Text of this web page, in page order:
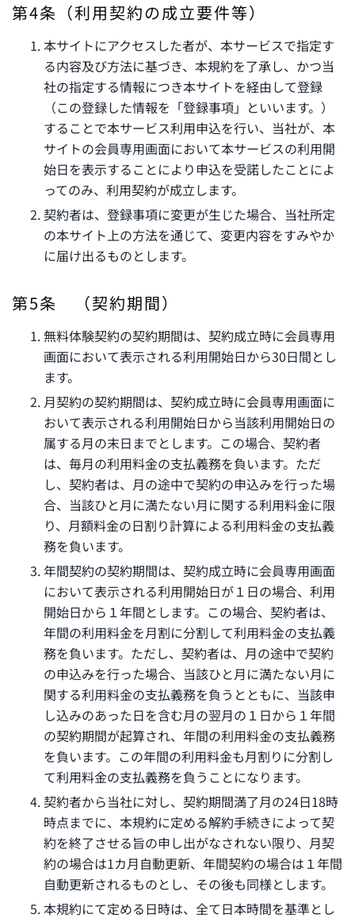
第4条（利用契約の成立要件等）
本サイトにアクセスした者が、本サービスで指定す
る内容及び方法に基づき、本規約を了承し、かつ当
社の指定する情報につき本サイトを経由して登録
（この登録した情報を「登録事項」といいます。）
することで本サービス利用申込を行い、当社が、本
サイトの会員専用画面において本サービスの利用開
始日を表示することにより申込を受諾したことによ
ってのみ、利用契約が成立します。
契約者は、登録事項に変更が生じた場合、当社所定
の本サイト上の方法を通じて、変更内容をすみやか
に届け出るものとします。
第5条 （契約期間）
無料体験契約の契約期間は、契約成立時に会員専用
画面において表示される利用開始日から30日間とし
ます。
月契約の契約期間は、契約成立時に会員専用画面に
おいて表示される利用開始日から当該利用開始日の
属する月の末日までとします。この場合、契約者
は、毎月の利用料金の支払義務を負います。ただ
し、契約者は、月の途中で契約の申込みを行った場
合、当該ひと月に満たない月に関する利用料金に限
り、月額料金の日割り計算による利用料金の支払義
務を負います。
年間契約の契約期間は、契約成立時に会員専用画面
において表示される利用開始日が１日の場合、利用
開始日から１年間とします。この場合、契約者は、
年間の利用料金を月割に分割して利用料金の支払義
務を負います。ただし、契約者は、月の途中で契約
の申込みを行った場合、当該ひと月に満たない月に
関する利用料金の支払義務を負うとともに、当該申
し込みのあった日を含む月の翌月の１日から１年間
の契約期間が起算され、年間の利用料金の支払義務
を負います。この年間の利用料金も月割りに分割し
て利用料金の支払義務を負うことになります。
契約者から当社に対し、契約期間満了月の24日18時
時点までに、本規約に定める解約手続きによって契
約を終了させる旨の申し出がなされない限り、月契
約の場合は1カ月自動更新、年間契約の場合は１年間
自動更新されるものとし、その後も同様とします。
本規約にて定める日時は、全て日本時間を基準とし